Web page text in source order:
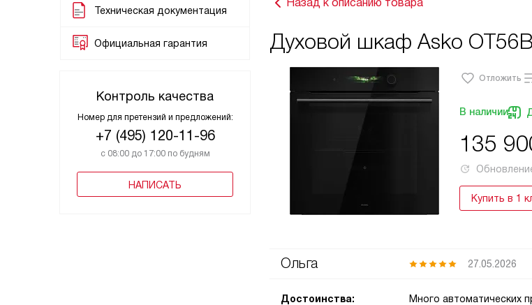
Техническая документация
Официальная гарантия
Контроль качества
Номер для претензий и предложений:
+7 (495) 120-11-96
с 08:00 до 17:00 по будням
НАПИСАТЬ
Назад к описанию товара
Духовой шкаф Asko
Отложить
В наличии
135
Купить в 1
Ольга 27.05.2026
Достоинства: Много автоматических